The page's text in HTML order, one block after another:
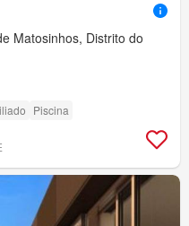
Matosinhos, Distrito do
Piscina